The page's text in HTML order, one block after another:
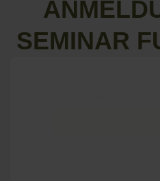
SEMINAR